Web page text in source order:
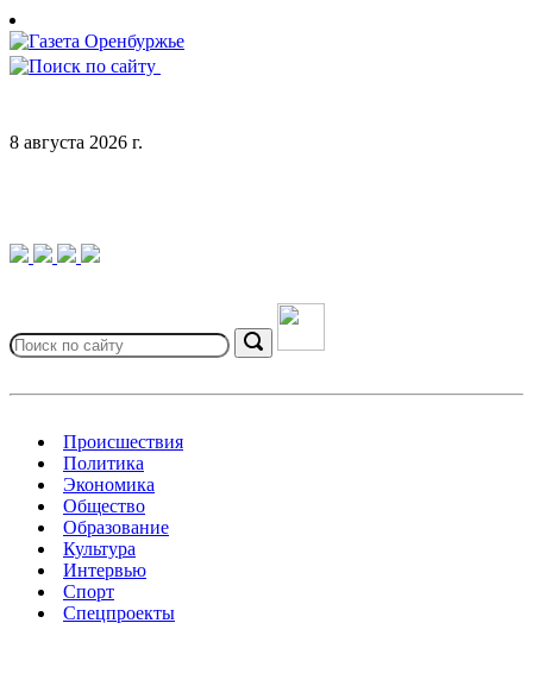
Skip
to
content
8 августа 2026 г.
for:
Search
Происшествия
Политика
Экономика
Общество
Образование
Культура
Интервью
Спорт
Спецпроекты